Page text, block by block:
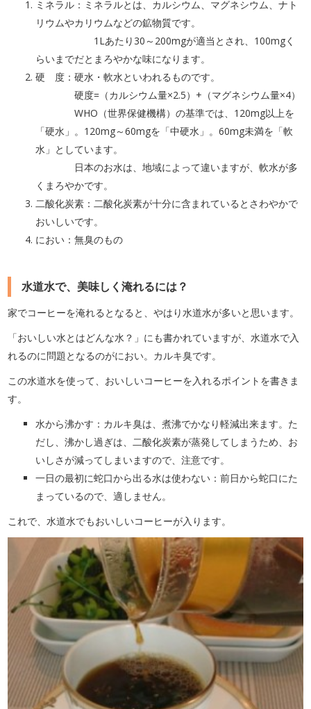
ミネラル：ミネラルとは、カルシウム、マグネシウム、ナト
リウムやカリウムなどの鉱物質です。
1Lあたり30～200mgが適当とされ、100mgく
らいまでだとまろやかな味になります。
硬 度：硬水・軟水といわれるものです。
硬度=（カルシウム量×2.5）+（マグネシウム量×4）
WHO（世界保健機構）の基準では、120mg以上を
「硬水」。120mg～60mgを「中硬水」。60mg未満を「軟
水」としています。
日本のお水は、地域によって違いますが、軟水が多
くまろやかです。
二酸化炭素：二酸化炭素が十分に含まれているとさわやかで
おいしいです。
におい：無臭のもの
水道水で、美味しく淹れるには？
家でコーヒーを淹れるとなると、やはり水道水が多いと思います。
「おいしい水とはどんな水？」にも書かれていますが、水道水で入
れるのに問題となるのがにおい。カルキ臭です。
この水道水を使って、おいしいコーヒーを入れるポイントを書きま
す。
水から沸かす：カルキ臭は、煮沸でかなり軽減出来ます。た
だし、沸かし過ぎは、二酸化炭素が蒸発してしまうため、お
いしさが減ってしまいますので、注意です。
一日の最初に蛇口から出る水は使わない：前日から蛇口にた
まっているので、適しません。
これで、水道水でもおいしいコーヒーが入ります。